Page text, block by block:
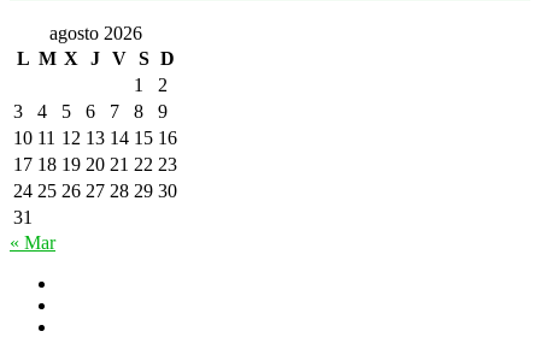
agosto 2026
L M X J V S D
1
2
3
4 5 6 7 8
9
10 11 12 13 14 15 16
17 18 19 20 21 22 23
24 25 26 27 28 29 30
31
« Mar